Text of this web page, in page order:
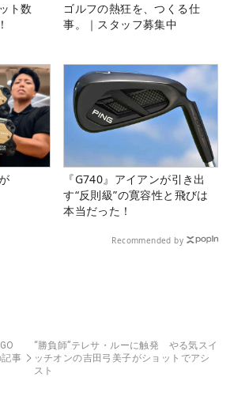
ト数
ゴルフの熱狂を、つくる仕
事。｜スタッフ募集中
『G740』アイアンが引き出
す“反則級”の寛容性と飛びは
本当だった！
Recommended by
記事
“勝負師”テレサ・ルーに触発 やる気スイ
ッチオンの吉田弓美子がショットでアシ
スト